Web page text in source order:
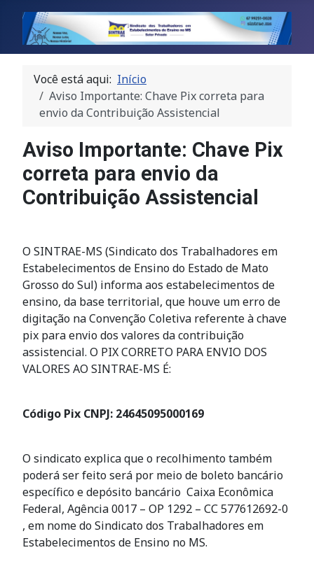
Você está aqui: Início
Aviso Importante: Chave Pix correta para
envio da Contribuição Assistencial
Aviso Importante: Chave Pix
correta para envio da
Contribuição Assistencial
O SINTRAE-MS (Sindicato dos Trabalhadores em
Estabelecimentos de Ensino do Estado de Mato
Grosso do Sul) informa aos estabelecimentos de
ensino, da base territorial, que houve um erro de
digitação na Convenção Coletiva referente à chave
pix para envio dos valores da contribuição
assistencial. O PIX CORRETO PARA ENVIO DOS
VALORES AO SINTRAE-MS É:
Código Pix CNPJ: 24645095000169
O sindicato explica que o recolhimento também
poderá ser feito será por meio de boleto bancário
específico e depósito bancário Caixa Econômica
Federal, Agência 0017 – ОР 1292 – СС 577612692-0
, em nome do Sindicato dos Trabalhadores em
Estabelecimentos de Ensino no MS.